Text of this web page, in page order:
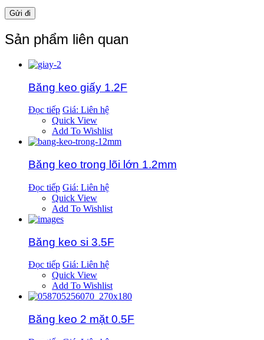
Sản phẩm liên quan
Băng keo giấy 1.2F
Đọc tiếp Giá: Liên hệ
Quick View
Add To Wishlist
Băng keo trong lõi lớn 1.2mm
Đọc tiếp Giá: Liên hệ
Quick View
Add To Wishlist
Băng keo si 3.5F
Đọc tiếp Giá: Liên hệ
Quick View
Add To Wishlist
Băng keo 2 mặt 0.5F